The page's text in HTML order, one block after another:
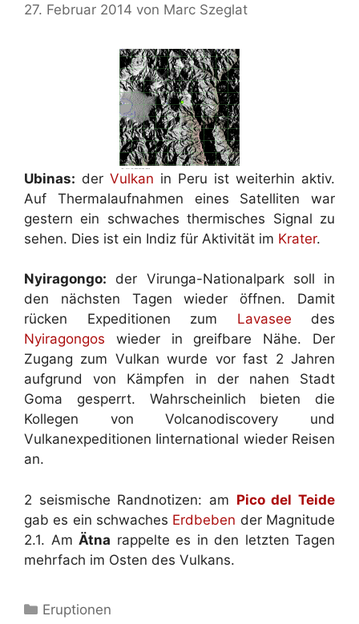
27. Februar 2014 von Marc Szeglat
Ubinas: der Vulkan in Peru ist weiterhin aktiv.
Auf Thermalaufnahmen eines Satelliten war
gestern ein schwaches thermisches Signal zu
sehen. Dies ist ein Indiz für Aktivität im Krater.
Nyiragongo: der Virunga-Nationalpark soll in
den nächsten Tagen wieder öffnen. Damit
rücken Expeditionen zum Lavasee des
Nyiragongos wieder in greifbare Nähe. Der
Zugang zum Vulkan wurde vor fast 2 Jahren
aufgrund von Kämpfen in der nahen Stadt
Goma gesperrt. Wahrscheinlich bieten die
Kollegen von Volcanodiscovery und
Vulkanexpeditionen Iinternational wieder Reisen
an.
2 seismische Randnotizen: am Pico del Teide
gab es ein schwaches Erdbeben der Magnitude
2.1. Am Ätna rappelte es in den letzten Tagen
mehrfach im Osten des Vulkans.
Kategorien
Eruptionen